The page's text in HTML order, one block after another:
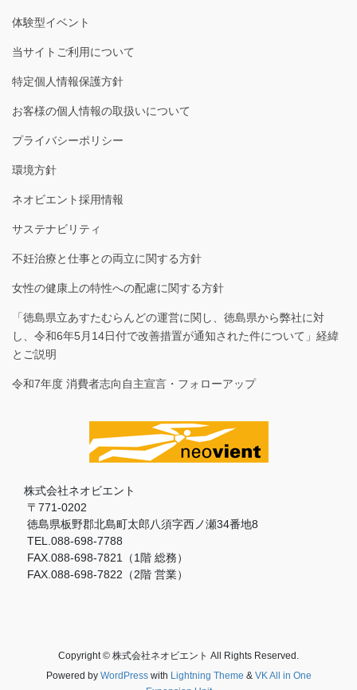
体験型イベント
当サイトご利用について
特定個人情報保護方針
お客様の個人情報の取扱いについて
プライバシーポリシー
環境方針
ネオビエント採用情報
サステナビリティ
不妊治療と仕事との両立に関する方針
女性の健康上の特性への配慮に関する方針
「徳島県立あすたむらんどの運営に関し、徳島県から弊社に対
し、令和6年5月14日付で改善措置が通知された件について」経緯
とご説明
令和7年度 消費者志向自主宣言・フォローアップ
株式会社ネオビエント
〒771-0202
徳島県板野郡北島町太郎八須字西ノ瀬34番地8
TEL.088-698-7788
FAX.088-698-7821（1階 総務）
FAX.088-698-7822（2階 営業）
Copyright © 株式会社ネオビエント All Rights Reserved.
Powered by WordPresswith Lightning Theme & VK All in One